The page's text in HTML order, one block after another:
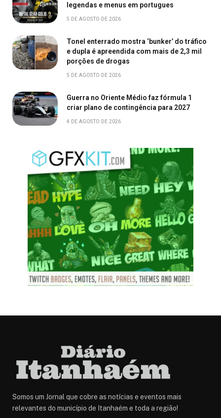
legendas e menus em portugues
5 DE AGOSTO DE 2026
Tonel enterrado mostra ‘bunker’ do tráfico
e dupla é apreendida com mais de 2,3 mil
porções de drogas
5 DE AGOSTO DE 2026
Guerra no Oriente Médio faz fórmula 1
criar plano de contingência para 2027
4 DE AGOSTO DE 2026
Somos um Jornal que cobre as notícias e eventos mais
relevantes do município de Itanhaém e toda a região!